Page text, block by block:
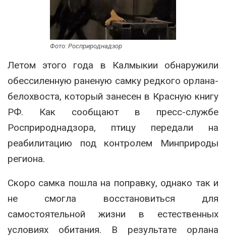
Фото: Росприроднадзор
Летом этого года в Калмыкии обнаружили
обессиленную раненую самку редкого орлана-
белохвоста, который занесен в Красную книгу
РФ. Как сообщают в пресс-службе
Росприроднадзора, птицу передали на
реабилитацию под контролем Минприроды
региона.
Скоро самка пошла на поправку, однако так и
не смогла восстановиться для
самостоятельной жизни в естественных
условиях обитания. В результате орлана